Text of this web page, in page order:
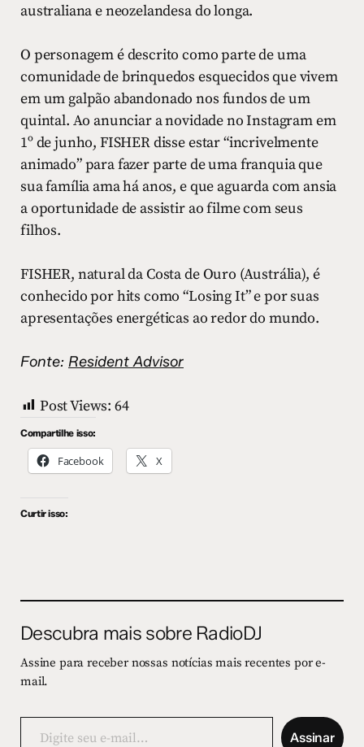
australiana e neozelandesa do longa.
O personagem é descrito como parte de uma
comunidade de brinquedos esquecidos que vivem
em um galpão abandonado nos fundos de um
quintal. Ao anunciar a novidade no Instagram em
1º de junho, FISHER disse estar “incrivelmente
animado” para fazer parte de uma franquia que
sua família ama há anos, e que aguarda com ansia
a oportunidade de assistir ao filme com seus
filhos.
FISHER, natural da Costa de Ouro (Austrália), é
conhecido por hits como “Losing It” e por suas
apresentações energéticas ao redor do mundo.
Fonte: Resident Advisor
Post Views: 64
Compartilhe isso:
Facebook X
Curtir isso:
Descubra mais sobre RadioDJ
Assine para receber nossas notícias mais recentes por e-
mail.
Assinar